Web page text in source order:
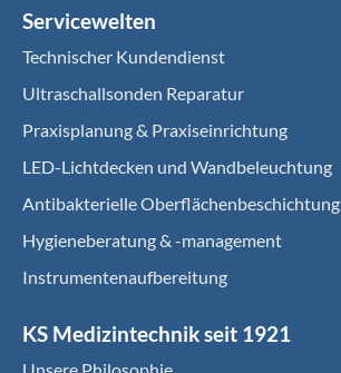
Servicewelten
Technischer Kundendienst
Ultraschallsonden Reparatur
Praxisplanung & Praxiseinrichtung
LED-Lichtdecken und Wandbeleuchtung
Antibakterielle Oberflächenbeschichtung
Hygieneberatung & -management
Instrumentenaufbereitung
KS Medizintechnik seit 1921